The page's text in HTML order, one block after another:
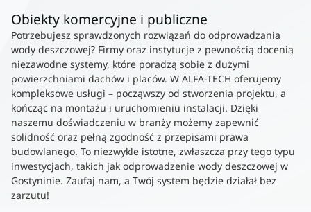
Obiekty komercyjne i publiczne
Potrzebujesz sprawdzonych rozwiązań do odprowadzania
wody deszczowej? Firmy oraz instytucje z pewnością docenią
niezawodne systemy, które poradzą sobie z dużymi
powierzchniami dachów i placów. W ALFA-TECH oferujemy
kompleksowe usługi – począwszy od stworzenia projektu, a
kończąc na montażu i uruchomieniu instalacji. Dzięki
naszemu doświadczeniu w branży możemy zapewnić
solidność oraz pełną zgodność z przepisami prawa
budowlanego. To niezwykle istotne, zwłaszcza przy tego typu
inwestycjach, takich jak odprowadzenie wody deszczowej w
Gostyninie. Zaufaj nam, a Twój system będzie działał bez
zarzutu!